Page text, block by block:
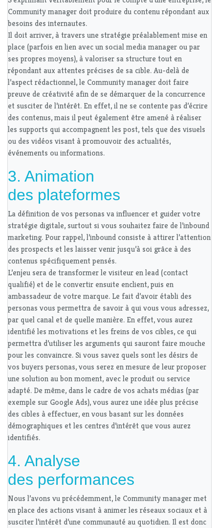
Community manager doit produire du contenu répondant aux
besoins des internautes.
Il doit arriver, à travers une stratégie préalablement mise en
place (parfois en lien avec un social media manager ou par
ses propres moyens), à valoriser sa structure tout en
répondant aux attentes précises de sa cible. Au-delà de
l’aspect rédactionnel, le Community manager doit faire
preuve de créativité afin de se démarquer de la concurrence
et susciter de l’intérêt. En effet, il ne se contente pas d’écrire
des contenus, mais il peut également être amené à réaliser
les supports qui accompagnent les post, tels que des visuels
ou des vidéos visant à promouvoir des actualités,
événements ou informations.
3. Animation
des plateformes
La définition de vos personas va influencer et guider votre
stratégie digitale, surtout si vous souhaitez faire de l’inbound
marketing. Pour rappel, l’inbound consiste à attirer l’attention
des prospects et les laisser venir jusqu’à soi grâce à des
contenus spécifiquement pensés.
L’enjeu sera de transformer le visiteur en lead (contact
qualifié) et de le convertir ensuite enclient, puis en
ambassadeur de votre marque. Le fait d’avoir établi des
personas vous permettra de savoir à qui vous vous adressez,
par quel canal et de quelle manière. En effet, vous aurez
identifié les motivations et les freins de vos cibles, ce qui
permettra d’utiliser les arguments qui sauront faire mouche
pour les convaincre. Si vous savez quels sont les désirs de
vos buyers personas, vous serez en mesure de leur proposer
une solution au bon moment, avec le produit ou service
adapté. De même, dans le cadre de vos achats médias (par
exemple sur Google Ads), vous aurez une idée plus précise
des cibles à effectuer, en vous basant sur les données
démographiques et les centres d’intérêt que vous aurez
identifiés.
4. Analyse
des performances
Nous l’avons vu précédemment, le Community manager met
en place des actions visant à animer les réseaux sociaux et à
susciter l’intérêt d’une communauté au quotidien. Il est donc